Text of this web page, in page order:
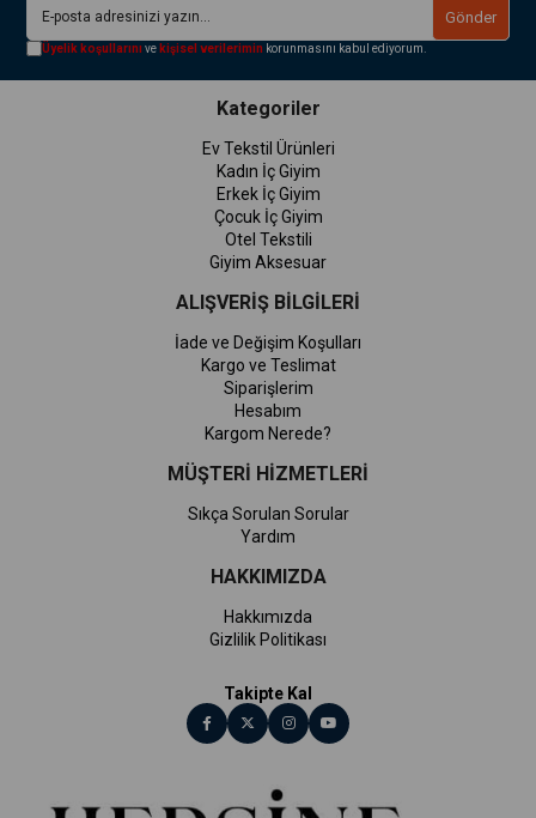
Gönder
Üyelik koşullarını ve kişisel verilerimin korunmasını kabul ediyorum.
Kategoriler
Ev Tekstil Ürünleri
Kadın İç Giyim
Erkek İç Giyim
Çocuk İç Giyim
Otel Tekstili
Giyim Aksesuar
ALIŞVERİŞ BİLGİLERİ
İade ve Değişim Koşulları
Kargo ve Teslimat
Siparişlerim
Hesabım
Kargom Nerede?
MÜŞTERİ HİZMETLERİ
Sıkça Sorulan Sorular
Yardım
HAKKIMIZDA
Hakkımızda
Gizlilik Politikası
Takipte Kal